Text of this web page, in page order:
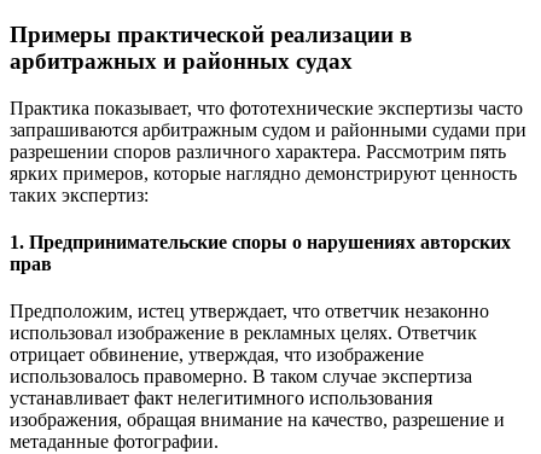
Примеры практической реализации в
арбитражных и районных судах
Практика показывает, что фототехнические экспертизы часто
запрашиваются арбитражным судом и районными судами при
разрешении споров различного характера. Рассмотрим пять
ярких примеров, которые наглядно демонстрируют ценность
таких экспертиз:
1. Предпринимательские споры о нарушениях авторских
прав
Предположим, истец утверждает, что ответчик незаконно
использовал изображение в рекламных целях. Ответчик
отрицает обвинение, утверждая, что изображение
использовалось правомерно. В таком случае экспертиза
устанавливает факт нелегитимного использования
изображения, обращая внимание на качество, разрешение и
метаданные фотографии.